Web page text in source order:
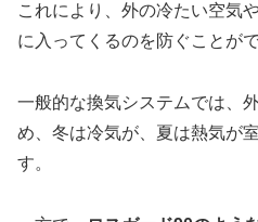
これにより、外の冷たい空気
に入ってくるのを防ぐことがで
一般的な換気システムでは、
め、冬は冷気が、夏は熱気が
す。